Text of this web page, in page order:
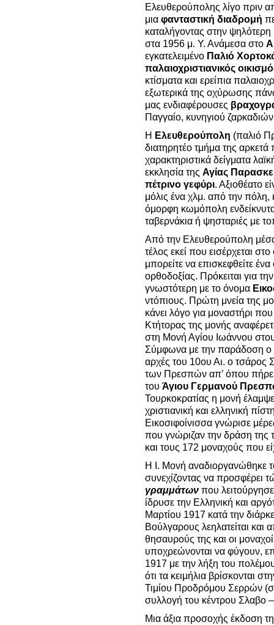
Ελευθερούπολης λίγο πριν
μια φανταστική διαδρομή
καταλήγοντας στην ψηλότερη
στα 1956 μ. Υ. Ανάμεσα στο
εγκατελειμένο Παλιό
παλαιοχριστιανικός
κτίσματα και ερείπια
εξωτερικά της οχύρωσης
μας ενδιαφέρουσες
Παγγαίο, κυνηγιού
Η Ελευθερούπολη (παλιό
διατηρητέο τμήμα της
χαρακτηριστικά δείγματα
εκκλησία της Αγίας
πέτρινο γεφύρι. Αξιοθέατο
μόλις ένα χλμ. από την πόλη,
όμορφη κωμόπολη
ταβερνάκια ή ψησταριές με
Από την Ελευθερούπολη
τέλος εκεί που εισέρχεται
μπορείτε να επισκεφθείτε
ορθοδοξίας. Πρόκειται για
γνωστότερη με το όνομα
ντόπιους. Πρώτη μνεία της
κάνει λόγο για μοναστήρι που
Κτήτορας της μονής
στη Μονή Αγίου Ιωάννου
Σύμφωνα με την παράδοση ο
αρχές του 10ου Αι. ο τσάρος
των Πρεσπών απ’ όπου πήρε
του Άγιου Γερμανού
Τουρκοκρατίας η μονή
χριστιανική και ελληνική
Εικοσιφοίνισσα γνώρισε
που γνώριζαν την δράση
και τους 172 μοναχούς που
Η Ι. Μονή αναδιοργανώθηκε
συνεχίζοντας να προσφέρει
γραμμάτων που
ίδρυσε την Ελληνική και
Μαρτίου 1917 κατά την
Βούλγαρους λεηλατείται
θησαυρούς της και οι μοναχοί
υποχρεώνονται να φύγουν,
1917 με την λήξη του
ότι τα κειμήλια βρίσκονται
Τιμίου Προδρόμου Σερρών
συλλογή του κέντρου Σλαβο
Μια άξια προσοχής έκδοση